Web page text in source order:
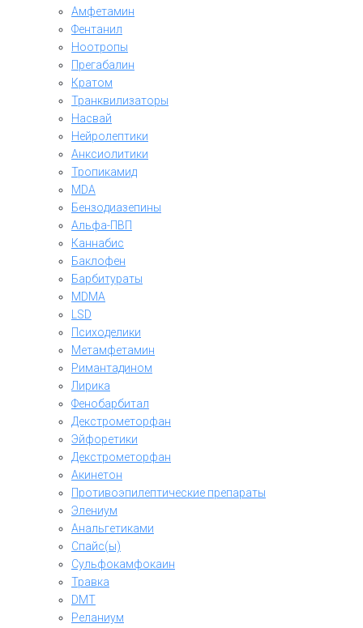
Амфетамин
Фентанил
Ноотропы
Прегабалин
Кратом
Транквилизаторы
Насвай
Нейролептики
Анксиолитики
Тропикамид
MDA
Бензодиазепины
Альфа-ПВП
Каннабис
Баклофен
Барбитураты
MDMA
LSD
Психоделики
Метамфетамин
Римантадином
Лирика
Фенобарбитал
Декстрометорфан
Эйфоретики
Декстрометорфан
Акинетон
Противоэпилептические препараты
Элениум
Анальгетиками
Спайс(ы)
Сульфокамфокаин
Травка
DMT
Реланиум